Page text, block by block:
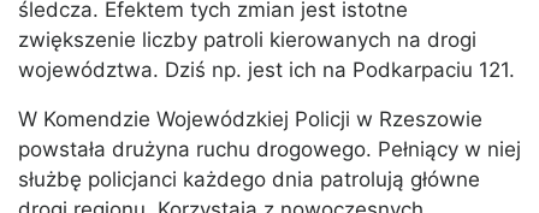
śledcza. Efektem tych zmian jest istotne
zwiększenie liczby patroli kierowanych na drogi
województwa. Dziś np. jest ich na Podkarpaciu 121.
W Komendzie Wojewódzkiej Policji w Rzeszowie
powstała drużyna ruchu drogowego. Pełniący w niej
służbę policjanci każdego dnia patrolują główne